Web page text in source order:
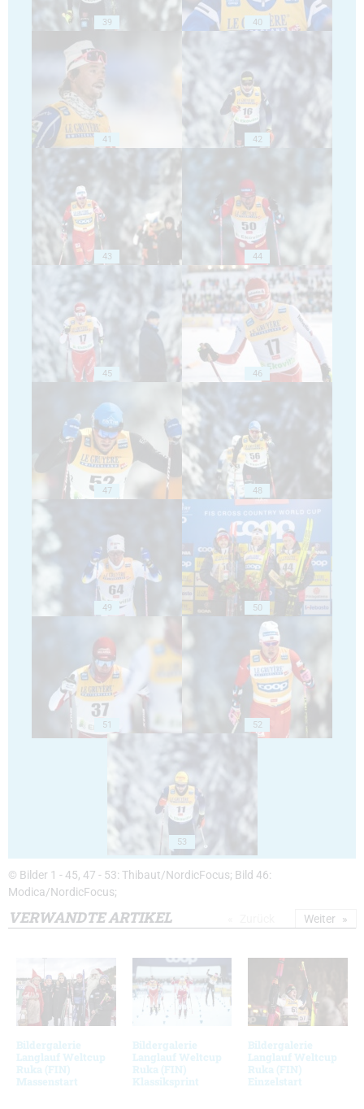
39 40
41 42
43 44
45 46
47 48
49 50
51 52
53
© Bilder 1 - 45, 47 - 53: Thibaut/NordicFocus; Bild 46:
Modica/NordicFocus;
VERWANDTE ARTIKEL
Bildergalerie
Langlauf Weltcup
Ruka (FIN)
Massenstart
Bildergalerie
Langlauf Weltcup
Ruka (FIN)
Klassiksprint
Bildergalerie
Langlauf Weltcup
Ruka (FIN)
Einzelstart
Weiter